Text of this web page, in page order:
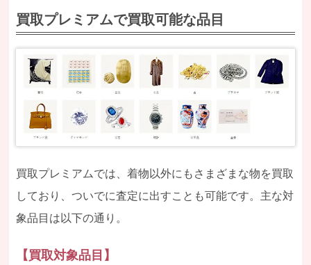
買取プレミアムで買取可能な品目
買取プレミアムでは、着物以外にもさまざまな物を買取
しており、ついでに査定に出すことも可能です。主な対
象品目は以下の通り。
【買取対象品目】